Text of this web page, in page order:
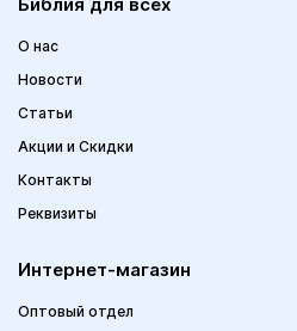
О нас
Новости
Статьи
Акции и Скидки
Контакты
Реквизиты
Интернет-магазин
Оптовый отдел